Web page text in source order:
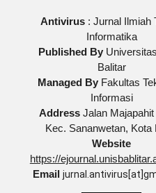
Antivirus: Jurnal Ilmiah
Informatika
Published By
Balitar
Managed By Fakultas
Informasi
Address Jalan Majapahit
Kec. Sananwetan, Kota
Website
https://
Email